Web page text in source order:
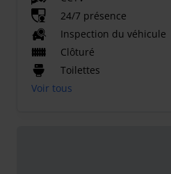
24/7 présence
Inspection du véhicule
Clôturé
Toilettes
Voir tous